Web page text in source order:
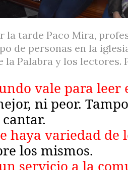
la tarde Paco Mira,
de personas en la
la Palabra y los lectores.
vale para leer
ni peor.
haya variedad de
los mismos.
servicio a la